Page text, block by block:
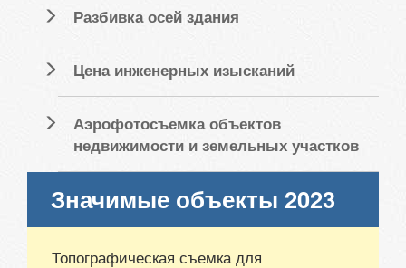
Разбивка осей здания
Цена инженерных изысканий
Аэрофотосъемка объектов
недвижимости и земельных участков
Значимые объекты 2023
Топографическая съемка для